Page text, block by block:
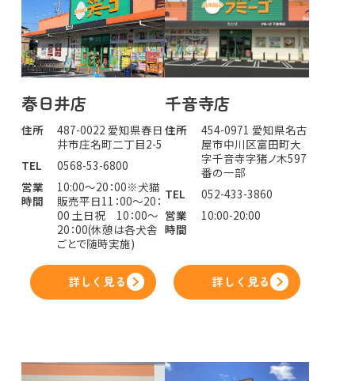
春日井店
住所
487-0022 愛知県春日
井市庄名町二丁目2-5
TEL
0568-53-6800
営業
時間
10:00～20：00※犬猫
販売平日11：00～20：
00 土日祝 10：00～
20：00(休憩は各犬舎
ごとで随時実施)
詳しく見る
千音寺店
住所
454-0971 愛知県名古
屋市中川区富田町大
字千音寺字猪ノ木597
番の一部
TEL
052-433-3860
営業
時間
10:00-20:00
詳しく見る